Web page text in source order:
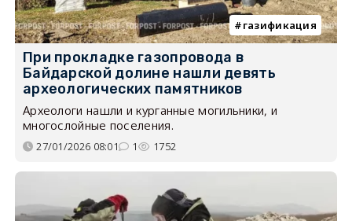
газификация
При прокладке газопровода в
Байдарской долине нашли девять
археологических памятников
Археологи нашли и курганные могильники, и
многослойные поселения.
27/01/2026 08:01 1 1752